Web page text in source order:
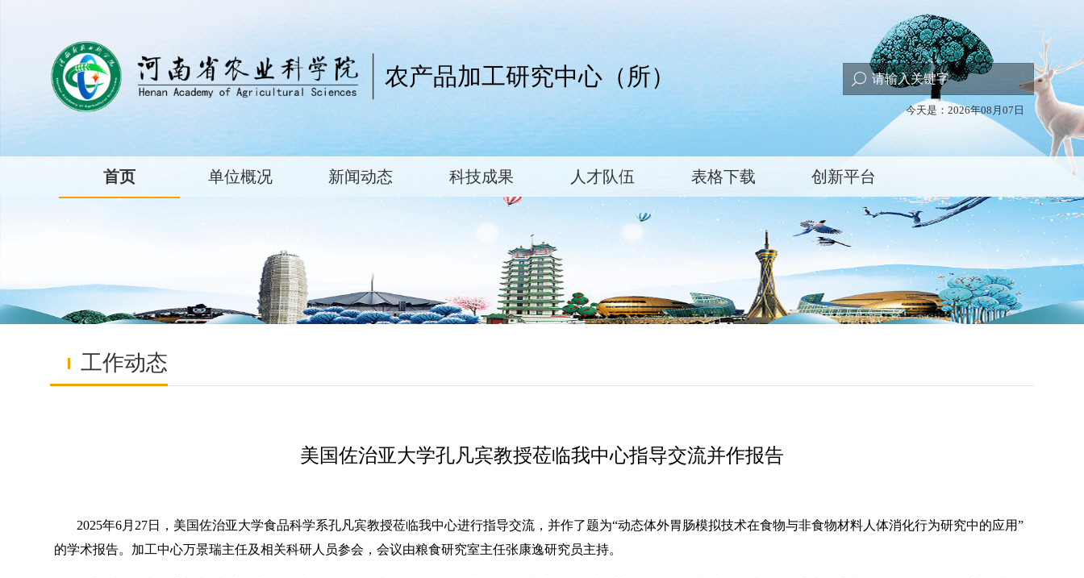
农产品加工研究中心（所）
今天是：2026年08月07日
首页 单位概况 新闻动态 科技成果 人才队伍 表格下载 创新平台
工作动态
美国佐治亚大学孔凡宾教授莅临我中心指导交流并作报告
2025年6月27日，美国佐治亚大学食品科学系孔凡宾教授莅临我中心进行指导交流，并作了题为“动态体外胃肠模拟技术在食物与非食物材料人体消化行为研究中的应用”
的学术报告。加工中心万景瑞主任及相关科研人员参会，会议由粮食研究室主任张康逸研究员主持。